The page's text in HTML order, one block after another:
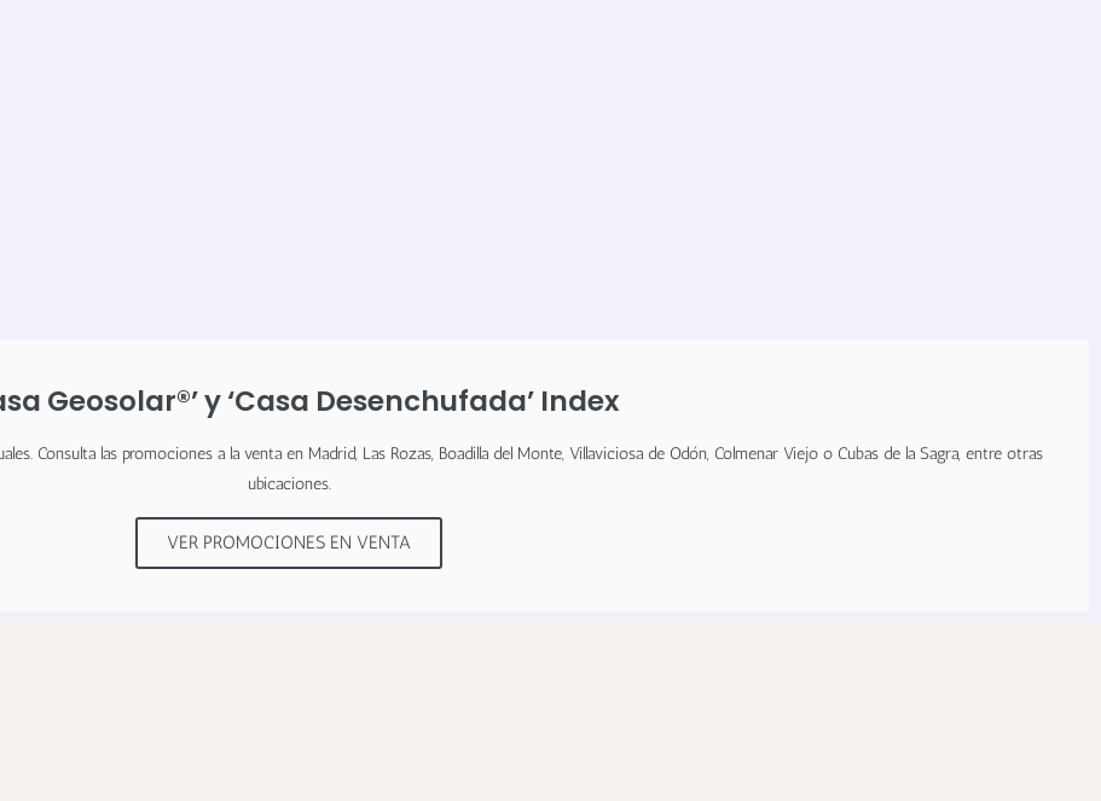
Geosolar®’ y ‘Casa Desenchufada’ Index
Consulta las promociones a la venta en Madrid, Las Rozas, Boadilla del Monte, Villaviciosa de Odón, Colmenar Viejo o Cubas de la Sagra, entre otras
ubicaciones.
VER PROMOCIONES EN VENTA